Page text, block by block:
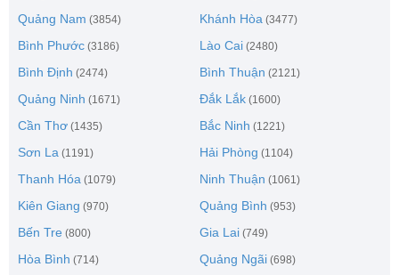
Quảng Nam (3854) Khánh Hòa (3477)
Bình Phước (3186) Lào Cai (2480)
Bình Định (2474) Bình Thuận (2121)
Quảng Ninh (1671) Đắk Lắk (1600)
Cần Thơ (1435) Bắc Ninh (1221)
Sơn La (1191) Hải Phòng (1104)
Thanh Hóa (1079) Ninh Thuận (1061)
Kiên Giang (970) Quảng Bình (953)
Bến Tre (800) Gia Lai (749)
Hòa Bình (714) Quảng Ngãi (698)